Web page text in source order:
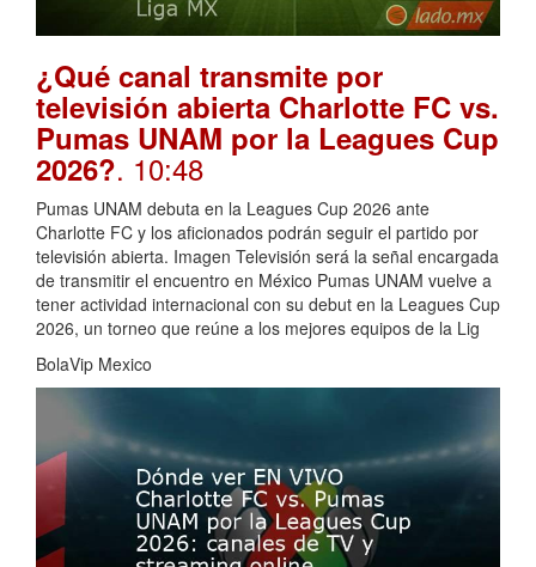
¿Qué canal transmite por
televisión abierta Charlotte FC vs.
Pumas UNAM por la Leagues Cup
2026?. 10:48
Pumas UNAM debuta en la Leagues Cup 2026 ante
Charlotte FC y los aficionados podrán seguir el partido por
televisión abierta. Imagen Televisión será la señal encargada
de transmitir el encuentro en México Pumas UNAM vuelve a
tener actividad internacional con su debut en la Leagues Cup
2026, un torneo que reúne a los mejores equipos de la Lig
BolaVip Mexico